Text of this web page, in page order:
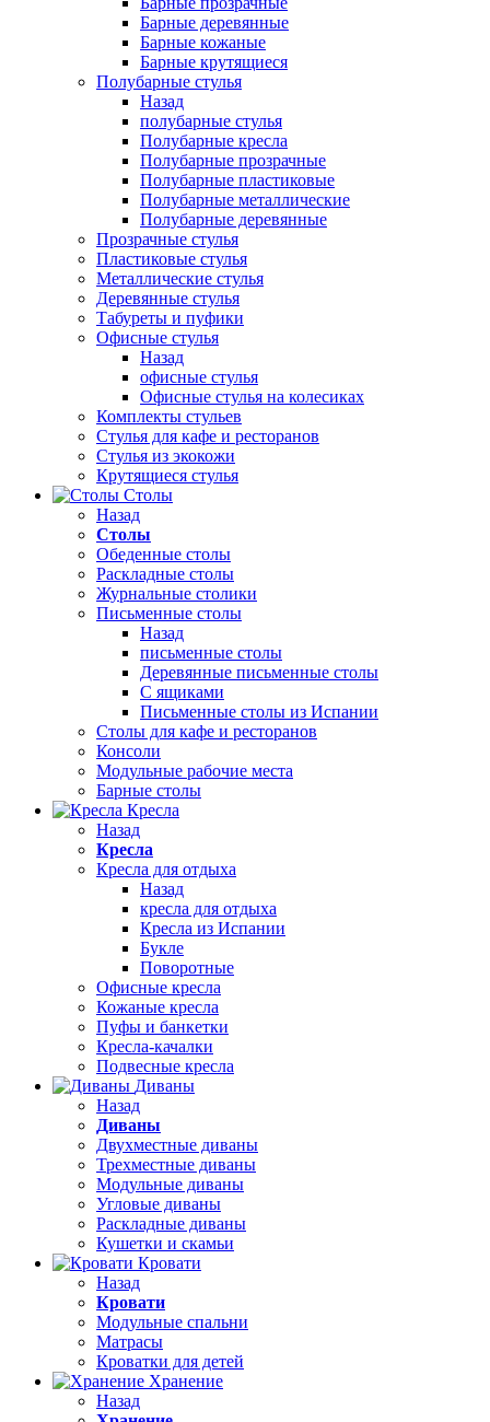
Барные деревянные
Барные кожаные
Барные крутящиеся
Полубарные стулья
Назад
полубарные стулья
Полубарные кресла
Полубарные прозрачные
Полубарные пластиковые
Полубарные металлические
Полубарные деревянные
Прозрачные стулья
Пластиковые стулья
Металлические стулья
Деревянные стулья
Табуреты и пуфики
Офисные стулья
Назад
офисные стулья
Офисные стулья на колесиках
Комплекты стульев
Стулья для кафе и ресторанов
Стулья из экокожи
Крутящиеся стулья
Столы
Назад
Столы
Обеденные столы
Раскладные столы
Журнальные столики
Письменные столы
Назад
письменные столы
Деревянные письменные столы
С ящиками
Письменные столы из Испании
Столы для кафе и ресторанов
Консоли
Модульные рабочие места
Барные столы
Кресла
Назад
Кресла
Кресла для отдыха
Назад
кресла для отдыха
Кресла из Испании
Букле
Поворотные
Офисные кресла
Кожаные кресла
Пуфы и банкетки
Кресла-качалки
Подвесные кресла
Диваны
Назад
Диваны
Двухместные диваны
Трехместные диваны
Модульные диваны
Угловые диваны
Раскладные диваны
Кушетки и скамьи
Кровати
Назад
Кровати
Модульные спальни
Матрасы
Кроватки для детей
Хранение
Назад